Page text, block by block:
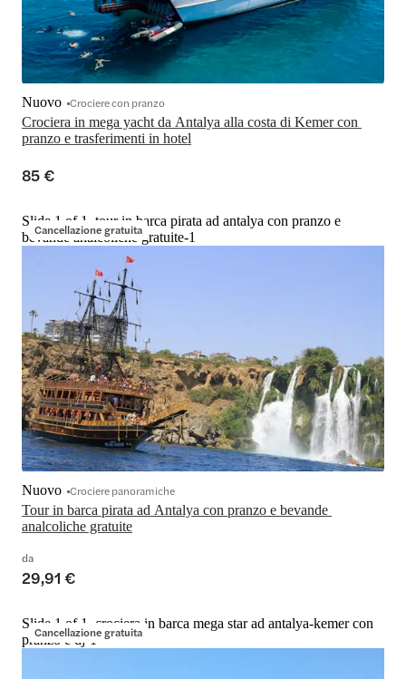
Crociera in mega yacht da Antalya alla costa di Kemer con
pranzo e trasferimenti in hotel
Nuovo Crociere con pranzo
85 €
Cancellazione gratuita
Slide 1 of 1, tour in barca pirata ad antalya con pranzo e
bevande analcoliche gratuite-1
Tour in barca pirata ad Antalya con pranzo e bevande
analcoliche gratuite
Nuovo Crociere panoramiche
da
29,91 €
Cancellazione gratuita
Slide 1 of 1, crociera in barca mega star ad antalya-kemer con
pranzo e dj-1